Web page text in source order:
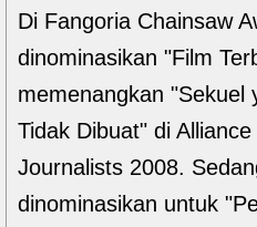
Di Fangoria Chainsaw
dinominasikan "Film
memenangkan "Sekuel
Tidak Dibuat" di
Journalists 2008.
dinominasikan untuk